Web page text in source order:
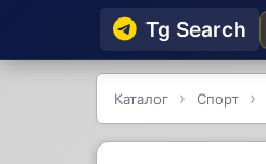
Tg Searсh
Каталог Спорт